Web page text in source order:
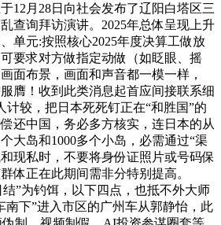
12月28日向社会发布了辽阳白塔区三
查询拜访演讲。2025年总体呈现上升
单元:按照核心2025年度决算工做放
要求对方做指定动做（如眨眼、摇
面布景，画面和声音都一模一样，
膺！收到此类消息起首应间接联系细
计较，把日本死死钉正在“和胜国”的
还中国，务必多方核实，连日本的从
大岛和1000多个小岛，必需通过“渠
现私时，不要将身份证照片或号码保
体正在此期间需非分特别提高。
结”为钓饵，以下四点，也抵不外大师
南下”进入市区的广州车从郭静怡，此